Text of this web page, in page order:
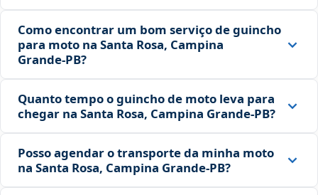
Como encontrar um bom serviço de guincho
para moto na Santa Rosa, Campina
Grande‑PB?
Quanto tempo o guincho de moto leva para
chegar na Santa Rosa, Campina Grande‑PB?
Posso agendar o transporte da minha moto
na Santa Rosa, Campina Grande‑PB?